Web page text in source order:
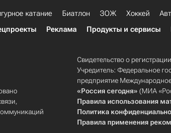
катание Биатлон ЗОЖ Хоккей
Реклама Продукты и сервисы
Свидетельство о
Учредитель: Федеральное
предприятие
«Россия сегодня» (МИА
Правила использования
Политика
Правила применения